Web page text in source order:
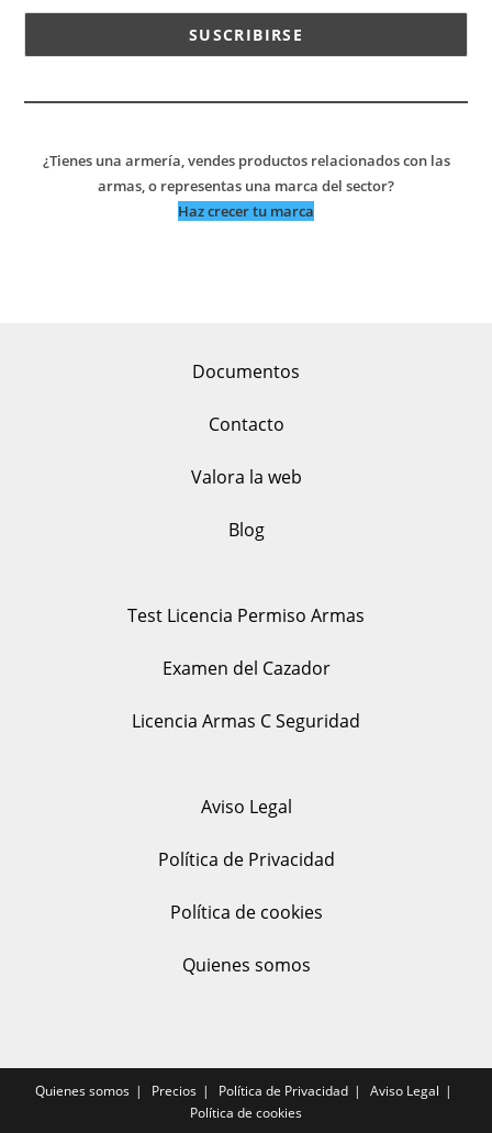
¿Tienes una armería, vendes productos relacionados con las
armas, o representas una marca del sector?
Haz crecer tu marca
Documentos
Contacto
Valora la web
Blog
Test Licencia Permiso Armas
Examen del Cazador
Licencia Armas C Seguridad
Aviso Legal
Política de Privacidad
Política de cookies
Quienes somos
Quienes somos Precios Política de Privacidad
Aviso Legal
Política de cookies